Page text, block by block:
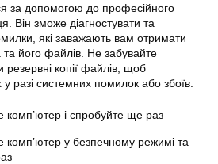
за допомогою до професійного
Він зможе діагностувати та
які заважають вам отримати
його файлів. Не забувайте
резервні копії файлів, щоб
у разі системних помилок або збоїв.
комп’ютер і спробуйте ще раз
комп’ютер у безпечному режимі та